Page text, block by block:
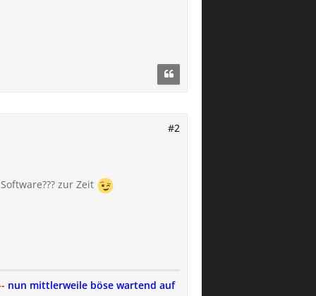
#2
zur Zeit
nun mittlerweile böse wartend auf